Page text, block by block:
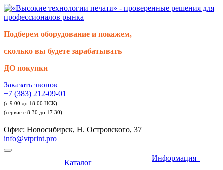
Подберем оборудование и покажем,
сколько вы будете зарабатывать
ДО покупки
Заказать звонок
+7 (383) 212-09-01
(с 9.00 до 18.00 НСК)
(сервис с 8.30 до 17.30)
Офис: Новосибирск, Н. Островского, 37
info@vtprint.pro
Каталог
Информация